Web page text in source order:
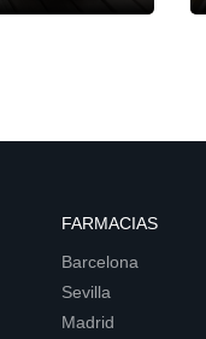
FARMACIAS
Barcelona
Sevilla
Madrid